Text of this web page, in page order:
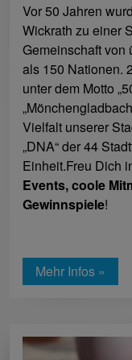
Vor 50 Jahren
Wickrath zu einer
Gemeinschaft von
als 150 Nationen.
unter dem Motto
Vielfalt unserer
„DNA“ der 44
Einheit.Freu Dich
Events, coole
Gewinnspiele!
Mehr Infos »